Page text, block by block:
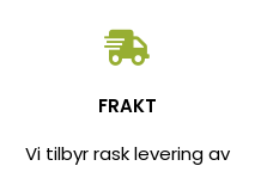
FRAKT
Vi tilbyr rask levering av